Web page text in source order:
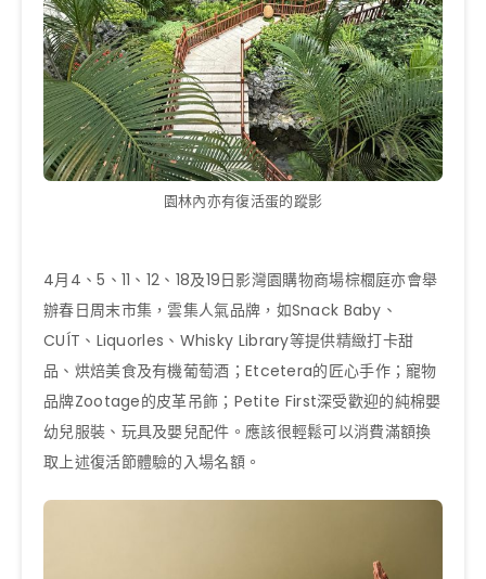
園林內亦有復活蛋的蹤影
4月4、5、11、12、18及19日影灣園購物商場棕櫚庭亦會舉
辦春日周末市集，雲集人氣品牌，如Snack Baby、
CUÍT、Liquorles、Whisky Library等提供精緻打卡甜
品、烘焙美食及有機葡萄酒；Etcetera的匠心手作；寵物
品牌Zootage的皮革吊飾；Petite First深受歡迎的純棉嬰
幼兒服裝、玩具及嬰兒配件。應該很輕鬆可以消費滿額換
取上述復活節體驗的入場名額。